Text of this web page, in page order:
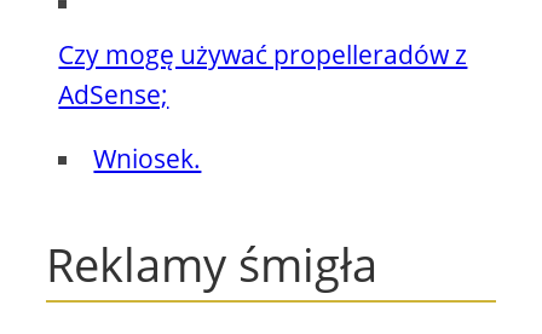
Czy mogę używać propelleradów z
AdSense;
Wniosek.
Reklamy śmigła